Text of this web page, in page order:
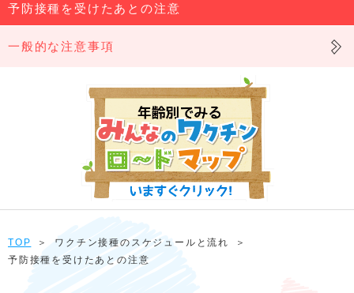
予防接種を受けたあとの注意
一般的な注意事項
TOP ＞ ワクチン接種のスケジュールと流れ
＞
予防接種を受けたあとの注意